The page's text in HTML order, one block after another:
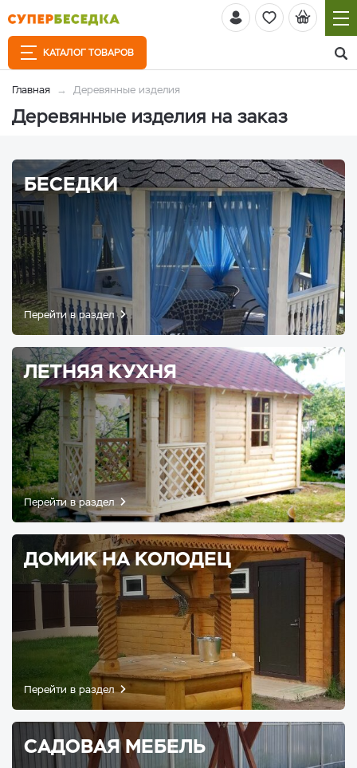
КАТАЛОГ ТОВАРОВ
Главная Деревянные изделия
Деревянные изделия на заказ
БЕСЕДКИ
Перейти в раздел
ЛЕТНЯЯ КУХНЯ
Перейти в раздел
ДОМИК НА КОЛОДЕЦ
Перейти в раздел
САДОВАЯ МЕБЕЛЬ